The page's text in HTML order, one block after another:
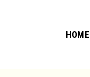
HOME